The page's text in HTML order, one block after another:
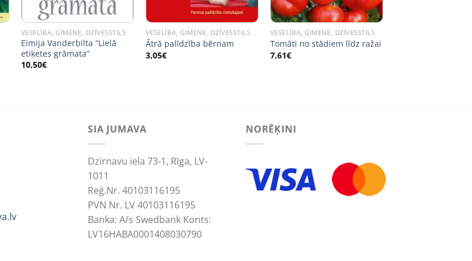
VESELĪBA, ĢIMENE, DZĪVESSTILS
Eimija Vanderbilta “Lielā
etiķetes grāmata”
10,50€
VESELĪBA, ĢIMENE, DZĪVESSTILS
Ātrā palīdzība bērnam
3,05€
VESELĪBA, ĢIMENE, DZĪVESSTILS
Tomāti no stādiem līdz ražai
7,61€
SIA JUMAVA
Dzirnavu iela 73-1, Rīga, LV-
1011
Reģ.Nr. 40103116195
PVN Nr. LV 40103116195
Banka: A/s Swedbank Konts:
LV16HABA0001408030790
NORĒĶINI